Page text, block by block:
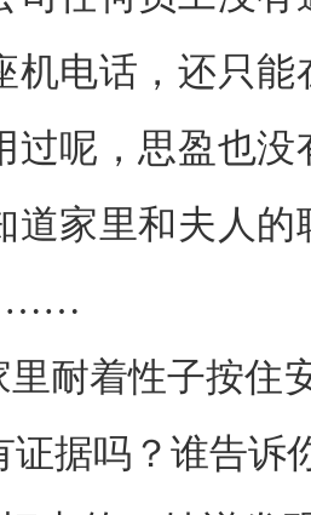
机电话，还只
过呢，思盈也
道家里和夫人
……
里耐着性子按住
证据吗？谁告诉